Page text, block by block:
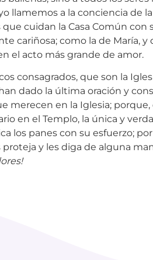
llamemos a la conciencia de
cuidan la Casa Común con
cariñosa; como la de María, y
el acto más grande de amor.
consagrados, que son la
dado la última oración y
merecen en la Iglesia; porque,
en el Templo, la única y
los panes con su esfuerzo;
proteja y les diga de alguna